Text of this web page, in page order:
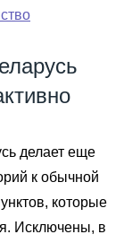
делает еще
к обычной
которые
Исключены, в